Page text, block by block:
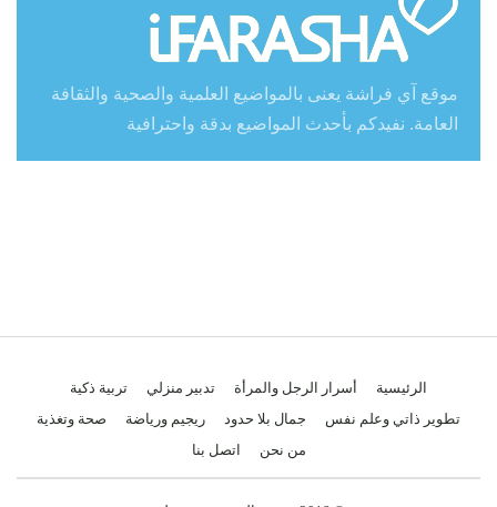
موقع آي فراشة يعنى بالمواضيع العلمية والصحية والثقافة
العامة. نفيدكم بأحدث المواضيع بدقة واحترافية
الرئيسية أسرار الرجل والمرأة تدبير منزلي
تربية ذكية
تطوير ذاتي وعلم نفس
جمال بلا حدود ريجيم ورياضة
صحة وتغذية
من نحن
اتصل بنا